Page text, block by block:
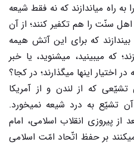
راه میاندازند که نه فقط شیعه
اهل سنّت را هم تکفیر کنند؛ از آن
که برای این آتش هیمه
که میبینید، میشنوید، یا خبر
اختیار اینها میگذارند؛ در کجا؟
که از لندن و از آمریکا
تشیّع به درد شیعه نمیخورد.
پیروزی انقلاب اسلامی، امام
بر حفظ اتّحاد امّت اسلامی